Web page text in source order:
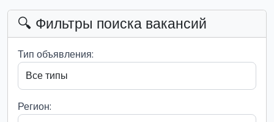
🔍 Фильтры поиска вакансий
Тип объявления:
Регион: